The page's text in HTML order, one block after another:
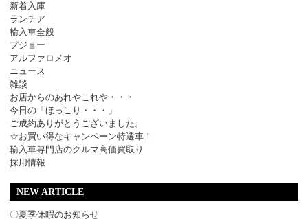
新着入庫
ランチア
輸入車全般
プジョー
アルファロメオ
ニュース
雑談
お店からのあれやこれや・・・
今日の「ほっこり・・・」
ご成約ありがとうございました。
☆お買い得なキャンペーン特選車！
輸入車専門店のクルマ高価買取り
採用情報
NEW ARTICLE
〇夏季休暇のお知らせ